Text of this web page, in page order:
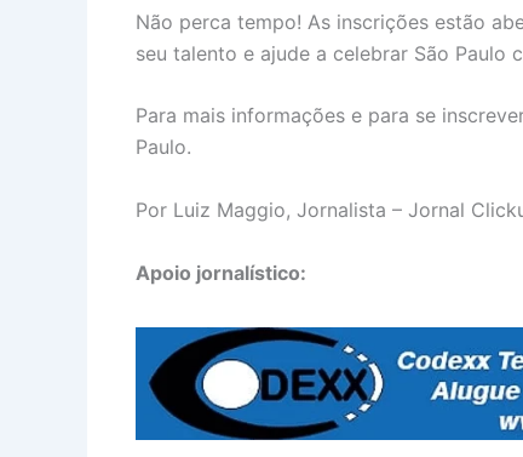
Não perca tempo! As inscrições estão
seu talento e ajude a celebrar São Paulo
Para mais informações e para se
Paulo.
Por Luiz Maggio, Jornalista – Jornal
Apoio jornalístico: